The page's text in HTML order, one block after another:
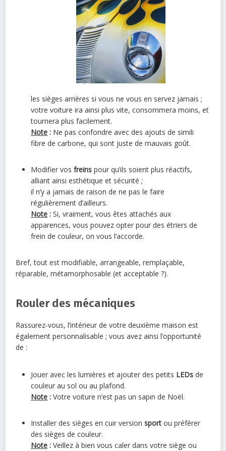
les sièges arrières si vous ne vous en servez jamais ;
votre voiture ira ainsi plus vite, consommera moins, et
tournera plus facilement.
Note : Ne pas confondre avec des ajouts de simili
fibre de carbone, qui sont juste de mauvais goût.
Modifier vosfreins pour qu’ils soient plus réactifs,
alliant ainsi esthétique et sécurité ;
il n’y a jamais de raison de ne pas le faire
régulièrement d’ailleurs.
Note : Si, vraiment, vous êtes attachés aux
apparences, vous pouvez opter pour des étriers de
frein de couleur, on vous l’accorde.
Bref, tout est modifiable, arrangeable, remplaçable,
réparable, métamorphosable (et acceptable ?).
Rouler des mécaniques
Rassurez-vous, l’intérieur de votre deuxième maison est
également personnalisable ; vous avez ainsi l’opportunité
de :
Jouer avec les lumières et ajouter des petits LEDs de
couleur au sol ou au plafond.
Note : Votre voiture n’est pas un sapin de Noël.
Installer des sièges en cuir versionsport ou préférer
des sièges de couleur.
Note : Veillez à bien vous caler dans votre siège ou